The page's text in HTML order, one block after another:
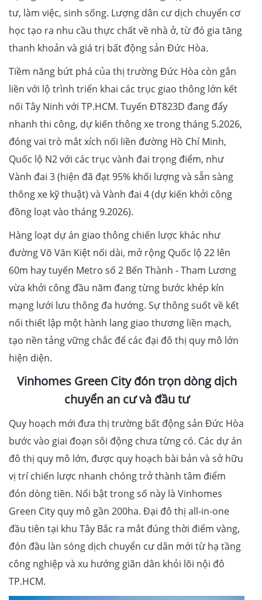
tư, làm việc, sinh sống. Lượng dân cư dịch chuyển cơ
học tạo ra nhu cầu thực chất về nhà ở, từ đó gia tăng
thanh khoản và giá trị bất động sản Đức Hòa.
Tiềm năng bứt phá của thị trường Đức Hòa còn gắn
liền với lộ trình triển khai các trục giao thông lớn kết
nối Tây Ninh với TP.HCM. Tuyến ĐT823D đang đẩy
nhanh thi công, dự kiến thông xe trong tháng 5.2026,
đóng vai trò mắt xích nối liền đường Hồ Chí Minh,
Quốc lộ N2 với các trục vành đai trọng điểm, như
Vành đai 3 (hiện đã đạt 95% khối lượng và sẵn sàng
thông xe kỹ thuật) và Vành đai 4 (dự kiến khởi công
đồng loạt vào tháng 9.2026).
Hàng loạt dự án giao thông chiến lược khác như
đường Võ Văn Kiệt nối dài, mở rộng Quốc lộ 22 lên
60m hay tuyến Metro số 2 Bến Thành - Tham Lương
vừa khởi công đầu năm đang từng bước khép kín
mạng lưới lưu thông đa hướng. Sự thông suốt về kết
nối thiết lập một hành lang giao thương liền mạch,
tạo nền tảng vững chắc để các đại đô thị quy mô lớn
hiện diện.
Vinhomes Green City đón trọn dòng dịch
chuyển an cư và đầu tư
Quy hoạch mới đưa thị trường bất động sản Đức Hòa
bước vào giai đoạn sôi động chưa từng có. Các dự án
đô thị quy mô lớn, được quy hoạch bài bản và sở hữu
vị trí chiến lược nhanh chóng trở thành tâm điểm
đón dòng tiền. Nổi bật trong số này là Vinhomes
Green City quy mô gần 200ha. Đại đô thị all-in-one
đầu tiên tại khu Tây Bắc ra mắt đúng thời điểm vàng,
đón đầu làn sóng dịch chuyển cư dân mới từ hạ tầng
công nghiệp và xu hướng giãn dân khỏi lõi nội đô
TP.HCM.